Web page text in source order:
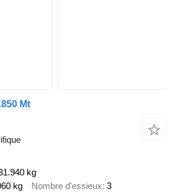
Mt
kg
kg Nombre d'essieux 3